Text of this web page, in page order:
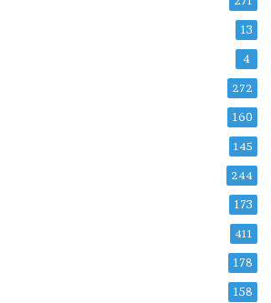
13
4
272
160
145
244
173
411
178
158